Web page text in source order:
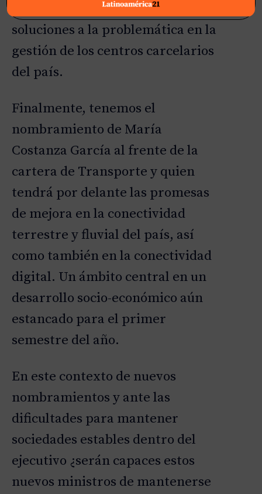
judicial. Así como también buscar
soluciones a la problemática en la
gestión de los centros carcelarios
del país.
Finalmente, tenemos el
nombramiento de María
Costanza García al frente de la
cartera de Transporte y quien
tendrá por delante las promesas
de mejora en la conectividad
terrestre y fluvial del país, así
como también en la conectividad
digital. Un ámbito central en un
desarrollo socio-económico aún
estancado para el primer
semestre del año.
En este contexto de nuevos
nombramientos y ante las
dificultades para mantener
sociedades estables dentro del
ejecutivo ¿serán capaces estos
nuevos ministros de mantenerse